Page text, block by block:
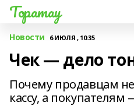
Торатау
Новости 6 ИЮЛЯ , 10:35
Чек — дело
Почему продавцам
кассу, а покупателям